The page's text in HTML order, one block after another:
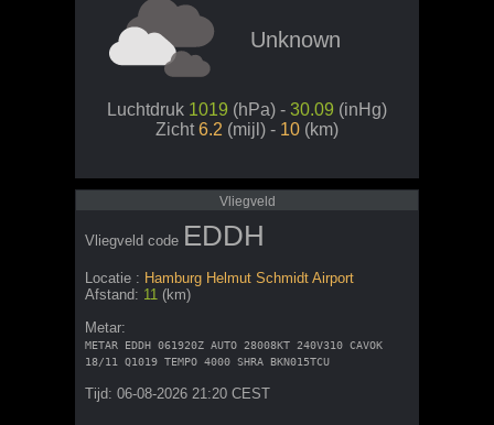
Unknown
Luchtdruk 1019 (hPa) - 30.09 (inHg)
Zicht6.2 (mijl) - 10 (km)
Vliegveld
Vliegveld code EDDH
Locatie : Hamburg Helmut Schmidt Airport
Afstand: 11 (km)
Metar:
METAR EDDH 061920Z AUTO 28008KT 240V310 CAVOK
18/11 Q1019 TEMPO 4000 SHRA BKN015TCU
Tijd: 06-08-2026 21:20 CEST